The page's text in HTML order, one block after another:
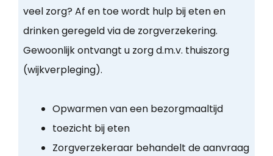
veel zorg? Af en toe wordt hulp bij eten en
drinken geregeld via de zorgverzekering.
Gewoonlijk ontvangt u zorg d.m.v. thuiszorg
(wijkverpleging).
Opwarmen van een bezorgmaaltijd
toezicht bij eten
Zorgverzekeraar behandelt de aanvraag